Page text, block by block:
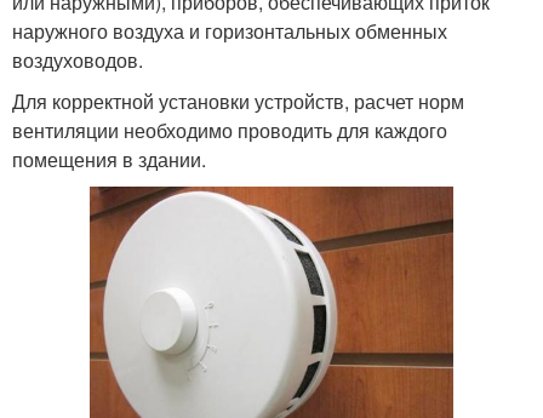
наружного воздуха и горизонтальных обменных
воздуховодов.
Для корректной установки устройств, расчет норм
вентиляции необходимо проводить для каждого
помещения в здании.